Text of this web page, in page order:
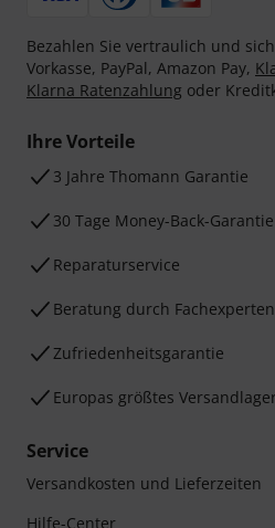
Bezahlen Sie vertraulich und
Vorkasse, PayPal, Amazon Pay,
Klarna Ratenzahlung oder
Ihre Vorteile
3 Jahre Thomann Garantie
30 Tage Money-Back-Garantie
Reparaturservice
Beratung durch Fachexperten
Zufriedenheitsgarantie
Europas größtes
Service
Versandkosten und Lieferzeiten
Hilfe-Center